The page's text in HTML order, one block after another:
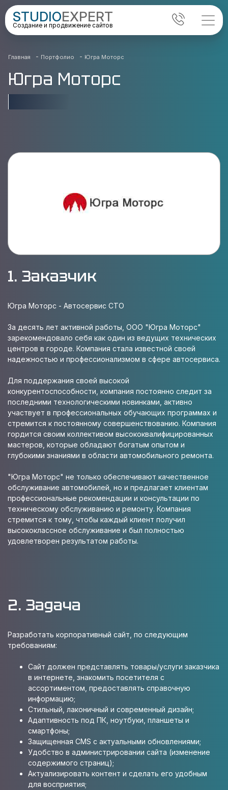
STUDIOEXPERT
Создание и продвижение сайтов
Главная - Портфолио - Югра Моторс
Югра Моторс
1. Заказчик
Югра Моторс - Автосервис СТО
За десять лет активной работы, ООО "Югра Моторс"
зарекомендовало себя как один из ведущих технических
центров в городе. Компания стала известной своей
надежностью и профессионализмом в сфере автосервиса.
Для поддержания своей высокой
конкурентоспособности, компания постоянно следит за
последними технологическими новинками, активно
участвует в профессиональных обучающих программах и
стремится к постоянному совершенствованию. Компания
гордится своим коллективом высококвалифицированных
мастеров, которые обладают богатым опытом и
глубокими знаниями в области автомобильного ремонта.
"Югра Моторс" не только обеспечивают качественное
обслуживание автомобилей, но и предлагает клиентам
профессиональные рекомендации и консультации по
техническому обслуживанию и ремонту. Компания
стремится к тому, чтобы каждый клиент получил
высококлассное обслуживание и был полностью
удовлетворен результатом работы.
2. Задача
Разработать корпоративный сайт, по следующим
требованиям:
Сайт должен представлять товары/услуги заказчика
в интернете, знакомить посетителя с
ассортиментом, предоставлять справочную
информацию;
Стильный, лаконичный и современный дизайн;
Адаптивность под ПК, ноутбуки, планшеты и
смартфоны;
Защищенная CMS с актуальными обновлениями;
Удобство в администрировании сайта (изменение
содержимого страниц);
Актуализировать контент и сделать его удобным
для восприятия;